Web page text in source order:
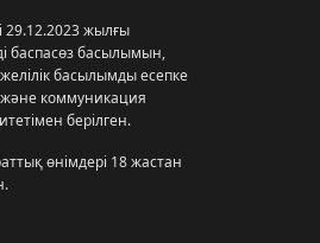
29.12.2023 жылғы
баспасөз басылымын,
басылымды есепке
және коммуникация
берілген.
өнімдері 18 жастан